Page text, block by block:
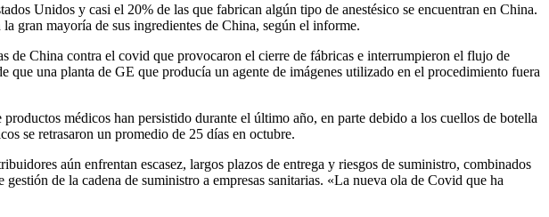
Unidos y casi el 20% de las que fabrican algún tipo de anestésico se encuentran en China.
gran mayoría de sus ingredientes de China, según el informe.
de China contra el covid que provocaron el cierre de fábricas e interrumpieron el flujo de
una planta de GE que producía un agente de imágenes utilizado en el procedimiento fuera
médicos han persistido durante el último año, en parte debido a los cuellos de botella
se retrasaron un promedio de 25 días en octubre.
aún enfrentan escasez, largos plazos de entrega y riesgos de suministro, combinados
de la cadena de suministro a empresas sanitarias. «La nueva ola de Covid que ha